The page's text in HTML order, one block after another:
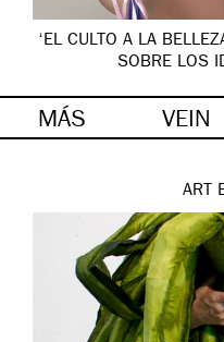
‘EL CULTO A LA
SOBRE LOS
MÁS VEIN
ART